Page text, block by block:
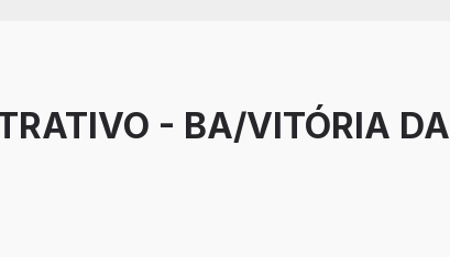
- BA/VITÓRIA DA